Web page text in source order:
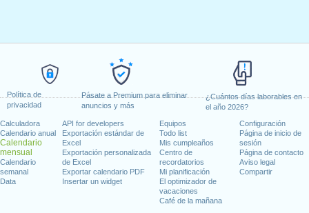
Política de
privacidad
Pásate a Premium para eliminar
anuncios y más
¿Cuántos días laborables en
el año 2026?
Calculadora
Calendario anual
Calendario
mensual
Calendario
semanal
Data
API for developers
Exportación estándar de
Excel
Exportación personalizada
de Excel
Exportar calendario PDF
Insertar un widget
Equipos
Todo list
Mis cumpleaños
Centro de
recordatorios
Mi planificación
El optimizador de
vacaciones
Café de la mañana
Configuración
Página de inicio de
sesión
Página de contacto
Aviso legal
Compartir